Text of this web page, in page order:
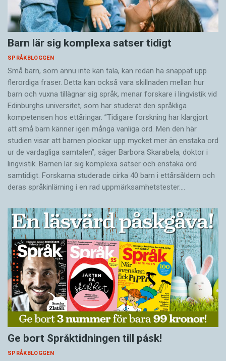
Barn lär sig komplexa satser tidigt
SPRÅKBLOGGEN
Små barn, som ännu inte kan tala, kan redan ha snappat upp
flerordiga fraser. Detta kan också vara skillnaden mellan hur
barn och vuxna tillägnar sig språk, menar forskare i lingvistik vid
Edinburghs universitet, som har studerat den språkliga
kompetensen hos ettåringar. ”Tidigare forskning har klargjort
att små barn känner igen många vanliga ord. Men den här
studien visar att barnen plockar upp mycket mer än enstaka ord
ur de vardagliga samtalen”, säger Barbora Skarabela, doktor i
lingvistik. Barnen lär sig komplexa satser och enstaka ord
samtidigt. Forskarna studerade cirka 40 barn i ettårsåldern och
deras språkinlärning i en rad uppmärksamhetstester.…
Ge bort Språktidningen till påsk!
SPRÅKBLOGGEN